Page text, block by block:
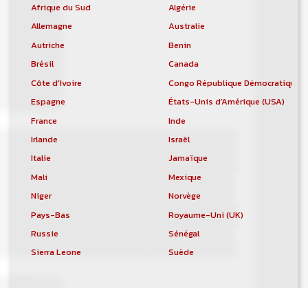
Afrique du Sud
Algérie
Allemagne
Australie
Autriche
Benin
Brésil
Canada
Côte d'Ivoire
Congo République Démocratique
Espagne
États-Unis d'Amérique (USA)
France
Inde
Irlande
Israël
Italie
Jamaïque
Mali
Mexique
Niger
Norvège
Pays-Bas
Royaume-Uni (UK)
Russie
Sénégal
Sierra Leone
Suède